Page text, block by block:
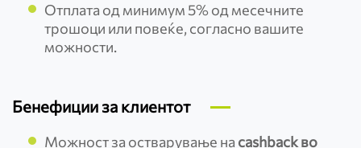
Отплата од минимум 5% од месечните
трошоци или повеќе, согласно вашите
можности.
Бенефиции за клиентот
Можност за остварување на cashback во